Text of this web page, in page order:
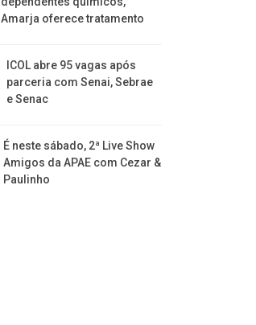
Amarja oferece tratamento
ICOL abre 95 vagas após
parceria com Senai, Sebrae
e Senac
É neste sábado, 2ª Live Show
Amigos da APAE com Cezar &
Paulinho